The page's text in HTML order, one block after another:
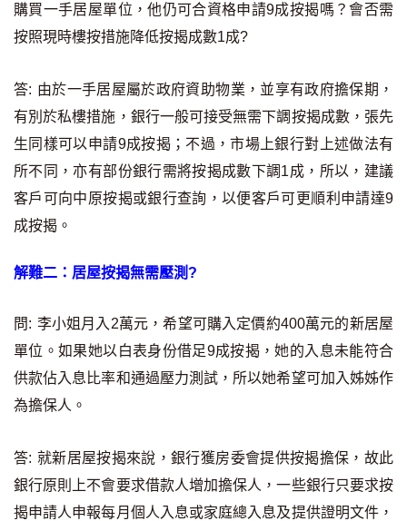
免費物業估價
按揭全面睇
新聞/研究
按市新聞
統計數據庫
按揭快趣智識
按揭智庫
樓按專欄
按揭百科
實時銀行資訊
購買一手居屋單位，他仍可合資格申請9成按揭嗎？會否需
按照現時樓按措施降低按揭成數1成?
答: 由於一手居屋屬於政府資助物業，並享有政府擔保期，
有別於私樓措施，銀行一般可接受無需下調按揭成數，張先
生同樣可以申請9成按揭；不過，市場上銀行對上述做法有
所不同，亦有部份銀行需將按揭成數下調1成，所以，建議
客戶可向中原按揭或銀行查詢，以便客戶可更順利申請達9
成按揭。
解難二：居屋按揭無需壓測?
問: 李小姐月入2萬元，希望可購入定價約400萬元的新居屋
單位。如果她以白表身份借足9成按揭，她的入息未能符合
供款佔入息比率和通過壓力測試，所以她希望可加入姊姊作
為擔保人。
答: 就新居屋按揭來說，銀行獲房委會提供按揭擔保，故此
銀行原則上不會要求借款人增加擔保人，一些銀行只要求按
揭申請人申報每月個人入息或家庭總入息及提供證明文件，